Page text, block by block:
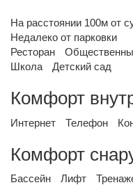
На расстоянии 100м от
Недалеко от парковки
Ресторан
Школа
Детский сад
Комфорт
Интернет Телефон
Комфорт
Бассейн Лифт